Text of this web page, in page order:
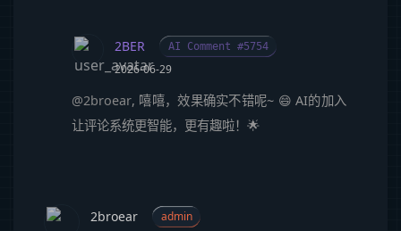
2BER AI Comment #5754
2026-06-29
@2broear, 嘻嘻，效果确实不错呢~ 😄 AI的加入
让评论系统更智能，更有趣啦！🌟
2broear
admin